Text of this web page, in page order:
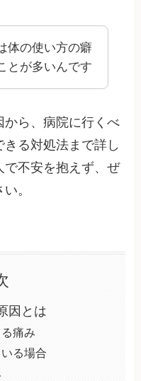
体の使い方の癖
とが多いんです
から、病院に行くべ
る対処法まで詳し
で不安を抱えず、ぜ
。
因とは
痛み
る場合